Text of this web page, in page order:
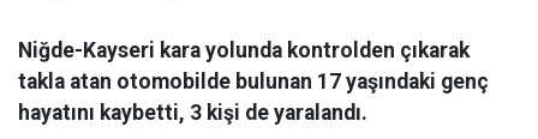
Niğde-Kayseri kara yolunda kontrolden çıkarak
takla atan otomobilde bulunan 17 yaşındaki genç
hayatını kaybetti, 3 kişi de yaralandı.